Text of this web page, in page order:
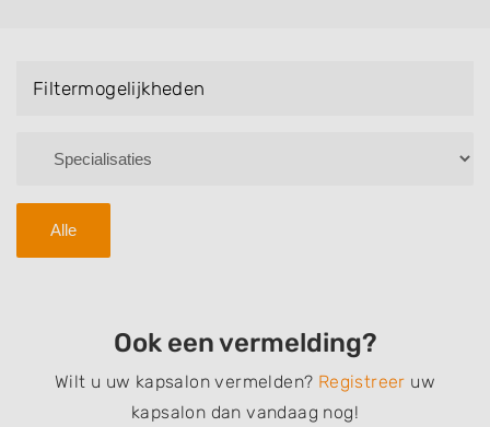
Filtermogelijkheden
Alle
Ook een vermelding?
Wilt u uw kapsalon vermelden? Registreer uw
kapsalon dan vandaag nog!